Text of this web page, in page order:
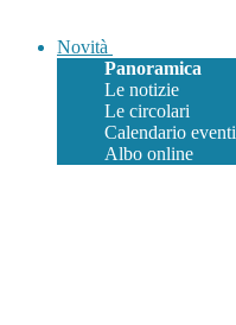
Novità
Panoramica
Le notizie
Le circolari
Calendario eventi
Albo online